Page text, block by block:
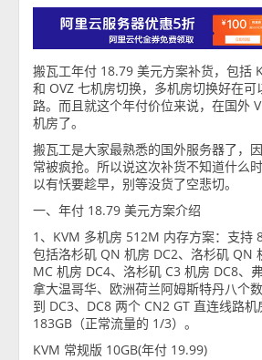
搬瓦工年付 18.79 美元方案补货，包括
和 OVZ 七机房切换，多机房切换好在
路。而且就这个年付价位来说，在国外
机房了。
搬瓦工是大家最熟悉的国外服务器了，
常被疯抢。所以说这次补货不知道什么
以有㤇要趁早，别等没货了空悲切。
一、年付 18.79 美元方案介绍
1、KVM 多机房 512M 内存方案：支持
包括洛杉矶 QN 机房 DC2、洛杉矶 QN
MC 机房 DC4、洛杉矶 C3 机房 DC8、
拿大温哥华、欧洲荷兰阿姆斯特丹八个
到 DC3、DC8 两个 CN2 GT 直连线路
183GB（正常流量的 1/3）。
KVM 常规版 10GB(年付 19.99)